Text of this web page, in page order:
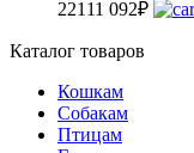
221 11 092₽
Каталог товаров
Кошкам
Собакам
Птицам